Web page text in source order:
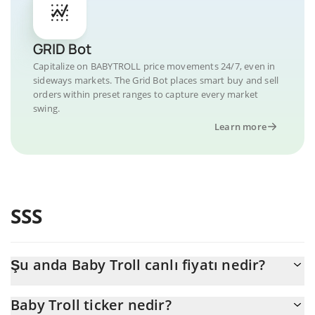
GRID Bot
Capitalize on BABYTROLL price movements 24/7, even in
sideways markets. The Grid Bot places smart buy and sell
orders within preset ranges to capture every market
swing.
Learn more
SSS
Şu anda Baby Troll canlı fiyatı nedir?
0,000178'dır
Baby Troll ticker nedir?